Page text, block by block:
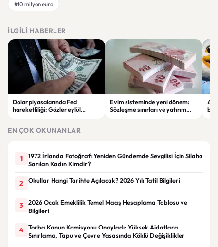
#10 milyon euro
İLGILI HABERLER
Dolar piyasalarında Fed
hareketliliği: Gözler eylül
Evim sisteminde yeni dönem:
Sözleşme sınırları ve yatırım
EN ÇOK OKUNANLAR
1
1972 İrlanda Fotoğrafı Yeniden Gündemde Sevgilisi İçin Silaha
Sarılan Kadın Kimdir?
2 Okullar Hangi Tarihte Açılacak? 2026 Yılı Tatil Bilgileri
3
2026 Ocak Emeklilik Temel Maaş Hesaplama Tablosu ve
Bilgileri
4
Torba Kanun Komisyonu Onayladı: Yüksek Aidatlara
Sınırlama, Tapu ve Çevre Yasasında Köklü Değişiklikler